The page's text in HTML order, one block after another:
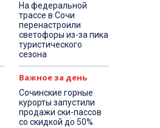
На федеральной
трассе в Сочи
перенастроили
светофоры из-за пика
туристического
сезона
Важное за день
Сочинские горные
курорты запустили
продажи ски-пассов
со скидкой до 50%